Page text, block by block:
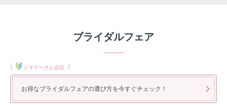
ブライダルフェア
\ ビギナーさん必読 /
お得なブライダルフェアの選び方を今すぐチェック！